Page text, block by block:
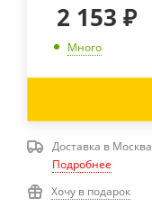
2 153 ₽
Много
Доставка в Москва
Подробнее
Хочу в подарок